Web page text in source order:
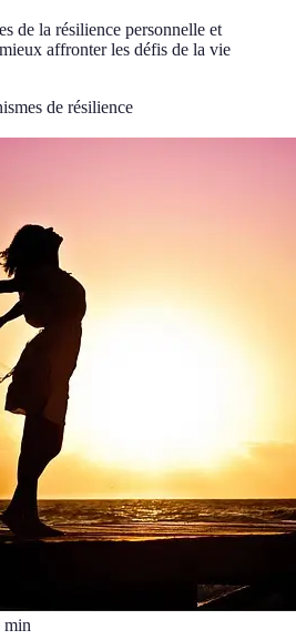
de la résilience personnelle et
affronter les défis de la vie
de résilience
min